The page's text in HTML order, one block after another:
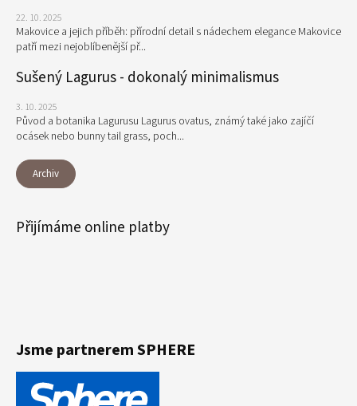
22. 10. 2025
Makovice a jejich příběh: přírodní detail s nádechem elegance Makovice
patří mezi nejoblíbenější př...
Sušený Lagurus - dokonalý minimalismus
3. 10. 2025
Původ a botanika Lagurusu Lagurus ovatus, známý také jako zajíčí
ocásek nebo bunny tail grass, poch...
Archiv
Přijímáme online platby
Jsme partnerem SPHERE